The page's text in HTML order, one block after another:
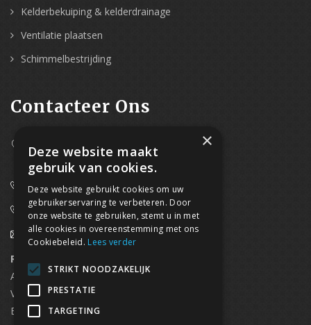
Kelderbekuiping & kelderdrainage
Ventilatie plaatsen
Schimmelbestrijding
Contacteer Ons
Westpoort 37B,
2070 Zwijndrecht
0800/61 667 (24/7 bereikbaar)
03/369.60.29
info@waterdicht-vochtbestrijding.be
Regionaal contact
Antwerpen
03/369.60.29
Vlaams Brabant & Brussel
Brugge
×
Deze website maakt
gebruik van cookies.
Deze website gebruikt cookies om uw
gebruikerservaring te verbeteren. Door
onze website te gebruiken, stemt u in met
alle cookies in overeenstemming met ons
Cookiebeleid. Lees verder
STRIKT NOODZAKELIJK
PRESTATIE
TARGETING